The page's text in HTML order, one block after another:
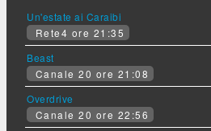
Un'estate ai Caraibi
Rete4 ore 21:35
Beast
Canale 20 ore 21:08
Overdrive
Canale 20 ore 22:56